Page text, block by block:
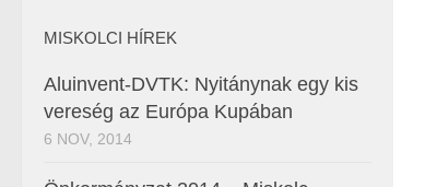
MISKOLCI HÍREK
Aluinvent-DVTK: Nyitánynak egy kis
vereség az Európa Kupában
6 NOV, 2014